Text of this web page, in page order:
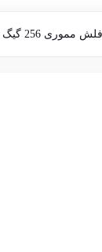
فلش مموری 256 گیگ